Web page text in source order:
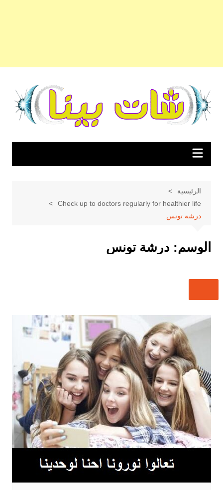
المحتوى
الرئيسية
Check up to doctors regularly for healthier life
درشة تونس
الوسم: درشة تونس